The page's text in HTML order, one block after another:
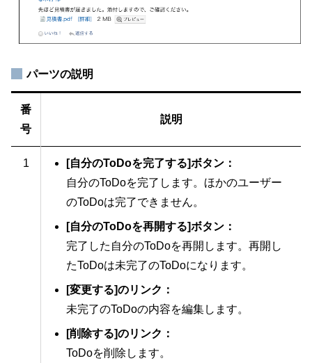
パーツの説明
番
号
説明
1
[自分のToDoを完了する]ボタン：
自分のToDoを完了します。ほかのユーザー
のToDoは完了できません。
[自分のToDoを再開する]ボタン：
完了した自分のToDoを再開します。再開し
たToDoは未完了のToDoになります。
[変更する]のリンク：
未完了のToDoの内容を編集します。
[削除する]のリンク：
ToDoを削除します。